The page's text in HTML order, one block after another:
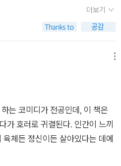
의우리 몸에 대한 연구는 좀 다른
, 사람을만드는 데 필요한 돈은
해 보려고 하다니… 하지만, 재
구성하는 원소들을 돈으로 모두
드가 든다고 하는구나. 번역하시
주지.. 아빠가 번거롭게알아봐야
약 1억 5천만원이라고 하는구
부에 대해서도잘 설명해 주다가
죽은 피부들이라고 한마디에 웃음
일어날까? 물론 모기를 비롯
브라이슨은, 기자 출신의 전업 작
빌자면 ‘지식 소매상’의 칭호에
가면서 취재(혹은 공부?)하여 쓴
입니다. 따라서 아주 전문적인
만, 교양 과학 서적으로는 더 할
이야기를 줄줄 써 내려갔습니다.
면, 큰 줄기를 주욱 따라가다가 잠
이라고 볼 수 있습니다. [바디]
역할을 합니다. 저자가 쓴 다른
더보기
는 코미디가 전공인데, 이 책은
가 호러로 귀결된다. 인간이 느끼
체든 정신이든 살아있다는 데에